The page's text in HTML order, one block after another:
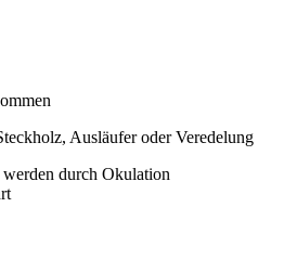
Ausläufer oder Veredelung
durch Okulation